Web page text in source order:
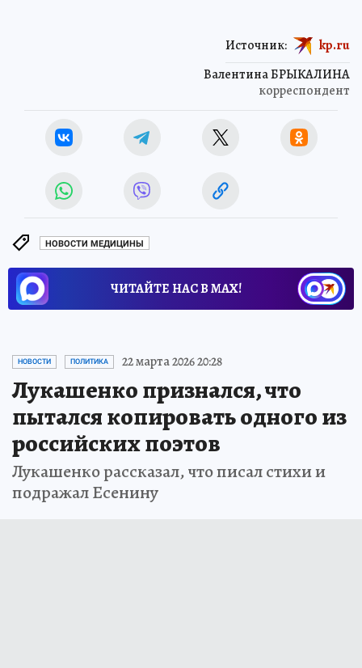
Валентина БРЫКАЛИНА
корреспондент
Источник: kp.ru
НОВОСТИ МЕДИЦИНЫ
ЧИТАЙТЕ НАС В МАХ!
НОВОСТИ ПОЛИТИКА 22 марта 2026 20:28
Лукашенко признался, что
пытался копировать одного из
российских поэтов
Лукашенко рассказал, что писал стихи и
подражал Есенину